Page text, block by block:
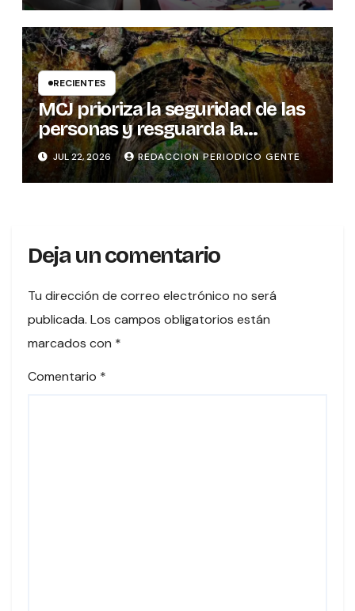
RECIENTES
MCJ prioriza la seguridad de las
personas y resguarda la
memoria histórica del puente
sobre el río Tures
JUL 22, 2026 REDACCION PERIODICO GENTE
Deja un comentario
Tu dirección de correo electrónico no será
publicada. Los campos obligatorios están
marcados con *
Comentario *